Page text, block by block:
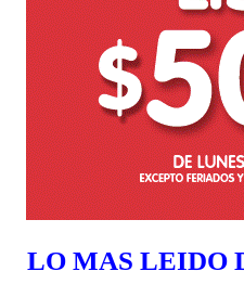
LO MAS LEIDO